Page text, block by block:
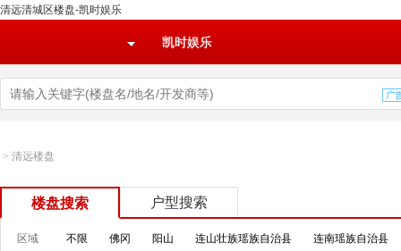
清远清城区楼盘-凯时娱乐
凯时娱乐
> 清远楼盘
楼盘搜索 户型搜索
区域 不限 佛冈 阳山 连山壮族瑶族自治县 连南瑶族自治县